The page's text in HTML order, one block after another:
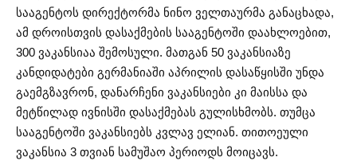
სააგენტოს დირექტორმა ნინო ველთაურმა განაცხადა,
ამ დროისთვის დასაქმების სააგენტოში დაახლოებით,
300 ვაკანსიაა შემოსული. მათგან 50 ვაკანსიაზე
კანდიდატები გერმანიაში აპრილის დასაწყისში უნდა
გაემგზავრონ, დანარჩენი ვაკანსიები კი მაისსა და
მეტწილად ივნისში დასაქმებას გულისხმობს. თუმცა
სააგენტოში ვაკანსიებს კვლავ ელიან. თითოეული
ვაკანსია 3 თვიან სამუშაო პერიოდს მოიცავს.